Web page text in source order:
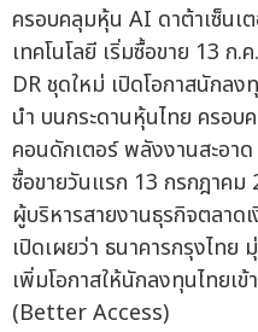
ครอบคลุมหุ้น AI ดาต้าเซ็นเ
เทคโนโลยี เริ่มซื้อขาย 13 ก
DR ชุดใหม่ เปิดโอกาสนักลง
นำ บนกระดานหุ้นไทย ครอบ
คอนดักเตอร์ พลังงานสะอา
ซื้อขายวันแรก 13 กรกฎาค
ผู้บริหารสายงานธุรกิจตลาด
เปิดเผยว่า ธนาคารกรุงไ
เพิ่มโอกาสให้นักลงทุนไทยเ
(Better Access)